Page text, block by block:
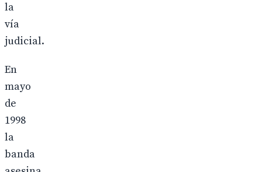
la
vía
judicial.
En
mayo
de
1998
la
banda